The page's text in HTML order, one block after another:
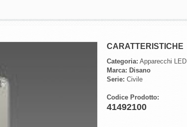
CARATTERISTICHE
Categoria: Apparecchi LED
Marca: Disano
Serie: Civile
Codice Prodotto:
41492100